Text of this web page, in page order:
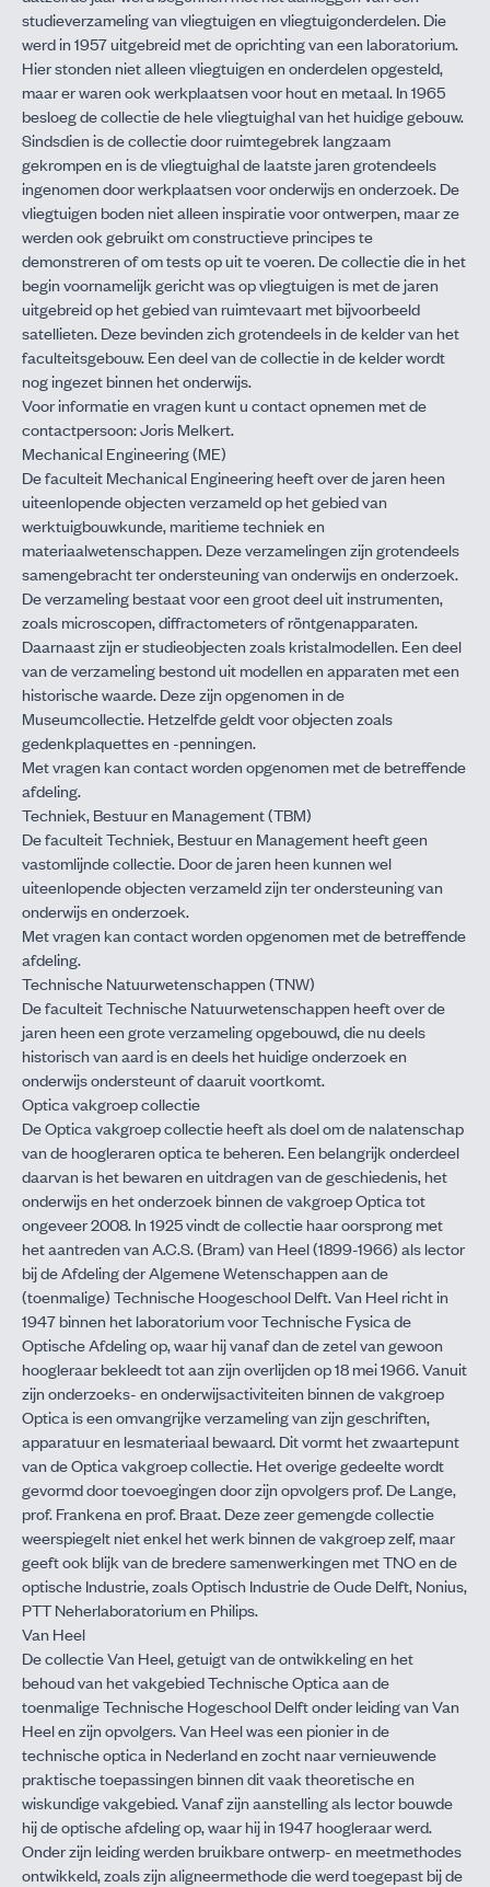
studieverzameling van vliegtuigen en vliegtuigonderdelen. Die
werd in 1957 uitgebreid met de oprichting van een laboratorium.
Hier stonden niet alleen vliegtuigen en onderdelen opgesteld,
maar er waren ook werkplaatsen voor hout en metaal. In 1965
besloeg de collectie de hele vliegtuighal van het huidige gebouw.
Sindsdien is de collectie door ruimtegebrek langzaam
gekrompen en is de vliegtuighal de laatste jaren grotendeels
ingenomen door werkplaatsen voor onderwijs en onderzoek. De
vliegtuigen boden niet alleen inspiratie voor ontwerpen, maar ze
werden ook gebruikt om constructieve principes te
demonstreren of om tests op uit te voeren. De collectie die in het
begin voornamelijk gericht was op vliegtuigen is met de jaren
uitgebreid op het gebied van ruimtevaart met bijvoorbeeld
satellieten. Deze bevinden zich grotendeels in de kelder van het
faculteitsgebouw. Een deel van de collectie in de kelder wordt
nog ingezet binnen het onderwijs.
Voor informatie en vragen kunt u contact opnemen met de
contactpersoon:Joris Melkert.
Mechanical Engineering (ME)
De faculteit Mechanical Engineering heeft over de jaren heen
uiteenlopende objecten verzameld op het gebied van
werktuigbouwkunde, maritieme techniek en
materiaalwetenschappen. Deze verzamelingen zijn grotendeels
samengebracht ter ondersteuning van onderwijs en onderzoek.
De verzameling bestaat voor een groot deel uit instrumenten,
zoals microscopen, diffractometers of röntgenapparaten.
Daarnaast zijn er studieobjecten zoals kristalmodellen. Een deel
van de verzameling bestond uit modellen en apparaten met een
historische waarde. Deze zijn opgenomen in de
Museumcollectie. Hetzelfde geldt voor objecten zoals
gedenkplaquettes en -penningen.
Met vragen kan contact worden opgenomen met debetreffende
afdeling.
Techniek, Bestuur en Management (TBM)
De faculteit Techniek, Bestuur en Management heeft geen
vastomlijnde collectie. Door de jaren heen kunnen wel
uiteenlopende objecten verzameld zijn ter ondersteuning van
onderwijs en onderzoek.
Met vragen kan contact worden opgenomen met debetreffende
afdeling.
Technische Natuurwetenschappen (TNW)
De faculteit Technische Natuurwetenschappen heeft over de
jaren heen een grote verzameling opgebouwd, die nu deels
historisch van aard is en deels het huidige onderzoek en
onderwijs ondersteunt of daaruit voortkomt.
Optica vakgroep collectie
De Optica vakgroep collectie heeft als doel om de nalatenschap
van de hoogleraren optica te beheren. Een belangrijk onderdeel
daarvan is het bewaren en uitdragen van de geschiedenis, het
onderwijs en het onderzoek binnen de vakgroep Optica tot
ongeveer 2008. In 1925 vindt de collectie haar oorsprong met
het aantreden van A.C.S. (Bram) van Heel (1899-1966) als lector
bij de Afdeling der Algemene Wetenschappen aan de
(toenmalige) Technische Hoogeschool Delft. Van Heel richt in
1947 binnen het laboratorium voor Technische Fysica de
Optische Afdeling op, waar hij vanaf dan de zetel van gewoon
hoogleraar bekleedt tot aan zijn overlijden op 18 mei 1966. Vanuit
zijn onderzoeks- en onderwijsactiviteiten binnen de vakgroep
Optica is een omvangrijke verzameling van zijn geschriften,
apparatuur en lesmateriaal bewaard. Dit vormt het zwaartepunt
van de Optica vakgroep collectie. Het overige gedeelte wordt
gevormd door toevoegingen door zijn opvolgers prof. De Lange,
prof. Frankena en prof. Braat. Deze zeer gemengde collectie
weerspiegelt niet enkel het werk binnen de vakgroep zelf, maar
geeft ook blijk van de bredere samenwerkingen met TNO en de
optische Industrie, zoals Optisch Industrie de Oude Delft, Nonius,
PTT Neherlaboratorium en Philips.
Van Heel
De collectie Van Heel, getuigt van de ontwikkeling en het
behoud van het vakgebied Technische Optica aan de
toenmalige Technische Hogeschool Delft onder leiding van Van
Heel en zijn opvolgers. Van Heel was een pionier in de
technische optica in Nederland en zocht naar vernieuwende
praktische toepassingen binnen dit vaak theoretische en
wiskundige vakgebied. Vanaf zijn aanstelling als lector bouwde
hij de optische afdeling op, waar hij in 1947 hoogleraar werd.
Onder zijn leiding werden bruikbare ontwerp- en meetmethodes
ontwikkeld, zoals zijn aligneermethode die werd toegepast bij de